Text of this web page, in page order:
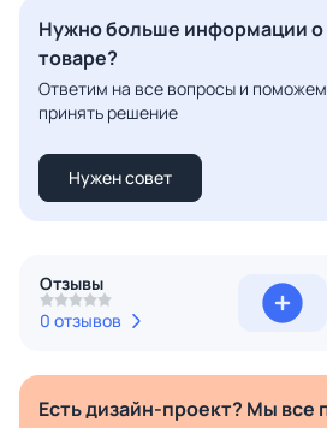
Нужно больше информации о
товаре?
Ответим на все вопросы и поможем
принять решение
Нужен совет
Отзывы
0 отзывов
Есть дизайн-проект? Мы все